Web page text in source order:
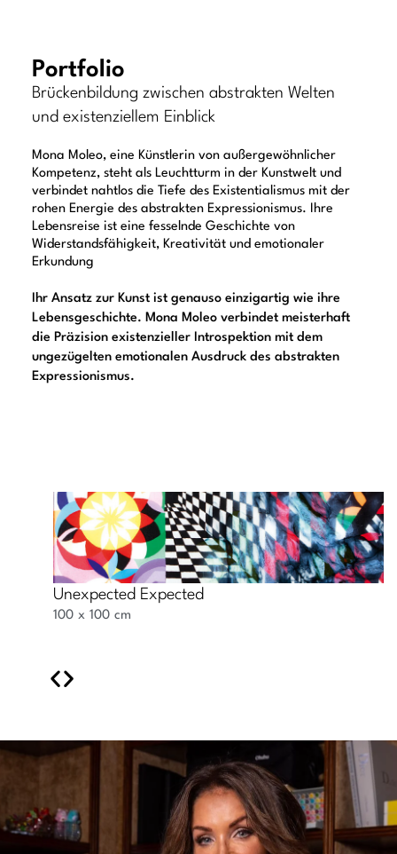
Portfolio
Brückenbildung zwischen abstrakten Welten
und existenziellem Einblick
Mona Moleo, eine Künstlerin von außergewöhnlicher
Kompetenz, steht als Leuchtturm in der Kunstwelt und
verbindet nahtlos die Tiefe des Existentialismus mit der
rohen Energie des abstrakten Expressionismus. Ihre
Lebensreise ist eine fesselnde Geschichte von
Widerstandsfähigkeit, Kreativität und emotionaler
Erkundung
Ihr Ansatz zur Kunst ist genauso einzigartig wie ihre
Lebensgeschichte. Mona Moleo verbindet meisterhaft
die Präzision existenzieller Introspektion mit dem
ungezügelten emotionalen Ausdruck des abstrakten
Expressionismus.
Unexpected Expected
100 x 100 cm